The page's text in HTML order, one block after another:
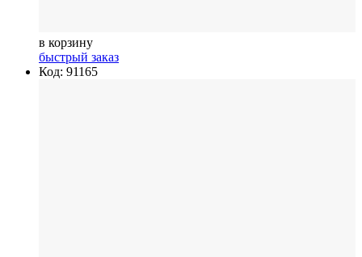
в корзину
быстрый заказ
Код: 91165